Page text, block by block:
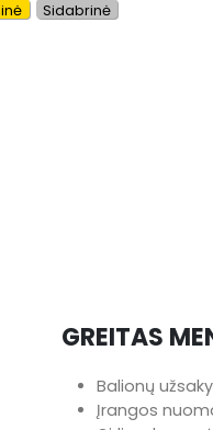
Sidabrinė
GREITAS
Balionų
Įrangos